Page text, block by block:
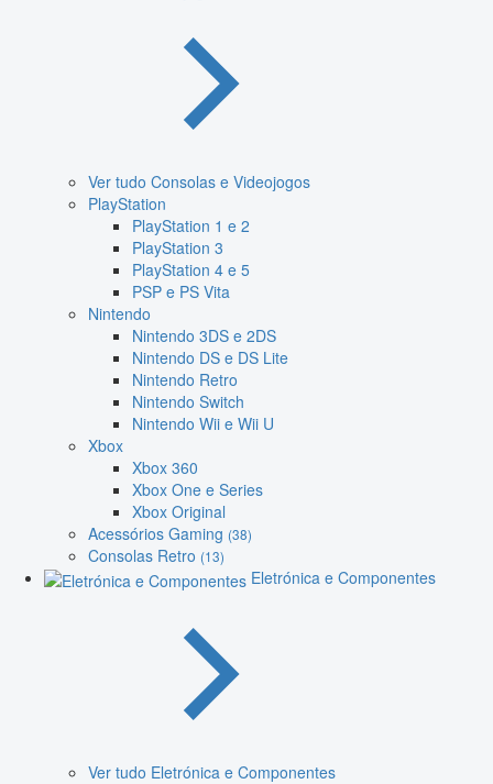
Ver tudo Consolas e Videojogos
PlayStation
PlayStation 1 e 2
PlayStation 3
PlayStation 4 e 5
PSP e PS Vita
Nintendo
Nintendo 3DS e 2DS
Nintendo DS e DS Lite
Nintendo Retro
Nintendo Switch
Nintendo Wii e Wii U
Xbox
Xbox 360
Xbox One e Series
Xbox Original
Acessórios Gaming (38)
Consolas Retro (13)
Eletrónica e Componentes
Ver tudo Eletrónica e Componentes